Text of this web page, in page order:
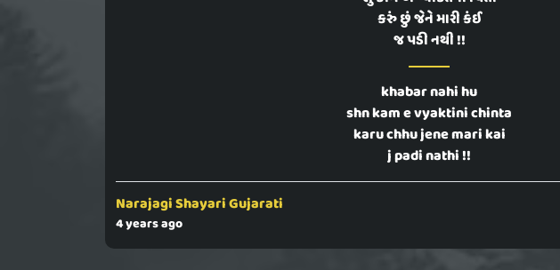
કરું છું જેને મારી કંઈ
જ પડી નથી !!
khabar nahi hu
shn kam e vyaktini chinta
karu chhu jene mari kai
j padi nathi !!
Narajagi Shayari Gujarati
4 years ago